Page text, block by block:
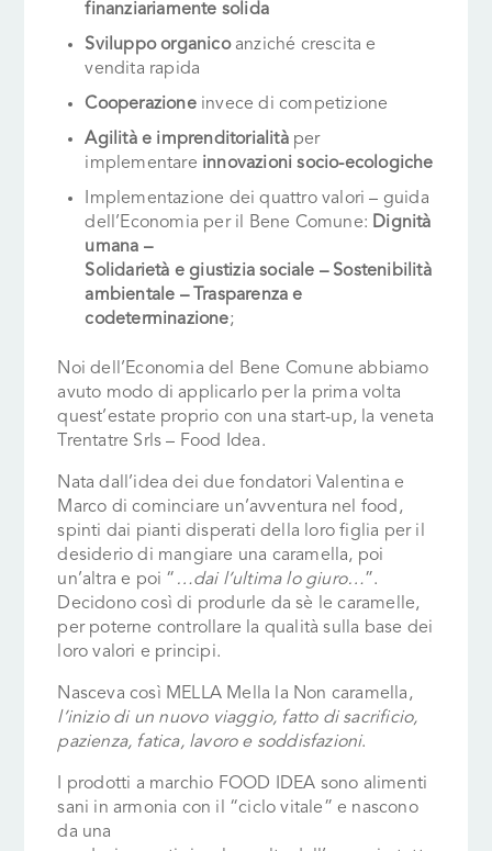
finanziariamente solida
Sviluppo organicoanziché crescita e
vendita rapida
Cooperazioneinvece di competizione
Agilità e imprenditorialitàper
implementare innovazioni socio-ecologiche
Implementazione dei quattro valori – guida
dell’Economia per il Bene Comune: Dignità
umana –
Solidarietà e giustizia sociale – Sostenibilità
ambientale – Trasparenza e
codeterminazione;
Noi dell’Economia del Bene Comune abbiamo
avuto modo di applicarlo per la prima volta
quest’estate proprio con una start-up, la veneta
Trentatre Srls – Food Idea.
Nata dall’idea dei due fondatori Valentina e
Marco di cominciare un’avventura nel food,
spinti dai pianti disperati della loro figlia per il
desiderio di mangiare una caramella, poi
un’altra e poi “ …dai l’ultima lo giuro…”.
Decidono così di produrle da sè le caramelle,
per poterne controllare la qualità sulla base dei
loro valori e principi.
Nasceva così MELLA Mella la Non caramella,
l’inizio di un nuovo viaggio, fatto di sacrificio,
pazienza, fatica, lavoro e soddisfazioni.
I prodotti a marchio FOOD IDEA sono alimenti
sani in armonia con il “ciclo vitale” e nascono
da una